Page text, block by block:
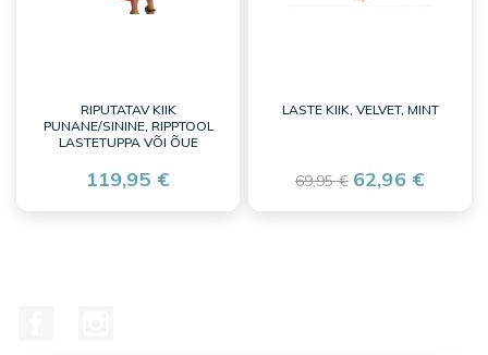
RIPUTATAV KIIK
PUNANE/SININE, RIPPTOOL
LASTETUPPA VÕI ÕUE
119,95 €
LASTE KIIK, VELVET, MINT
69,95 € 62,96 €